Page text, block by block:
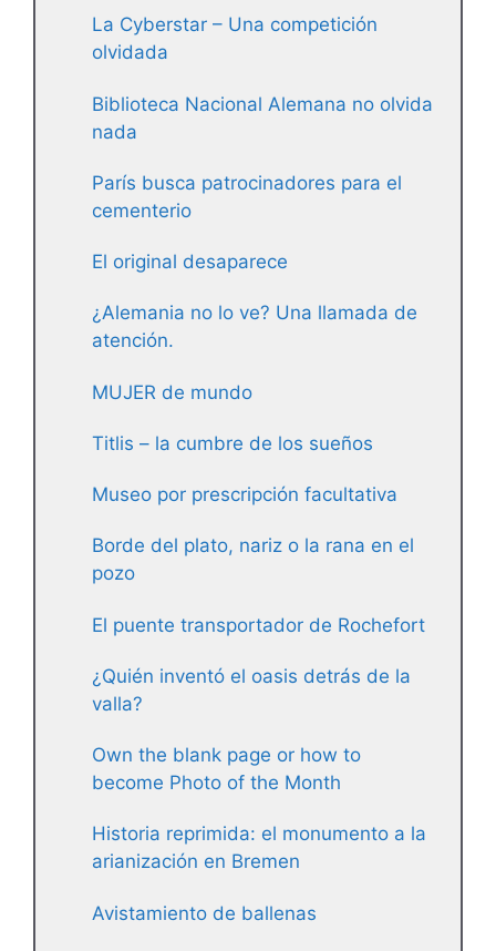
La Cyberstar – Una competición
olvidada
Biblioteca Nacional Alemana no olvida
nada
París busca patrocinadores para el
cementerio
El original desaparece
¿Alemania no lo ve? Una llamada de
atención.
MUJER de mundo
Titlis – la cumbre de los sueños
Museo por prescripción facultativa
Borde del plato, nariz o la rana en el
pozo
El puente transportador de Rochefort
¿Quién inventó el oasis detrás de la
valla?
Own the blank page or how to
become Photo of the Month
Historia reprimida: el monumento a la
arianización en Bremen
Avistamiento de ballenas